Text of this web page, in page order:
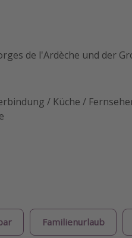
de l'Ardèche und der
/ Küche /
Familienurlaub